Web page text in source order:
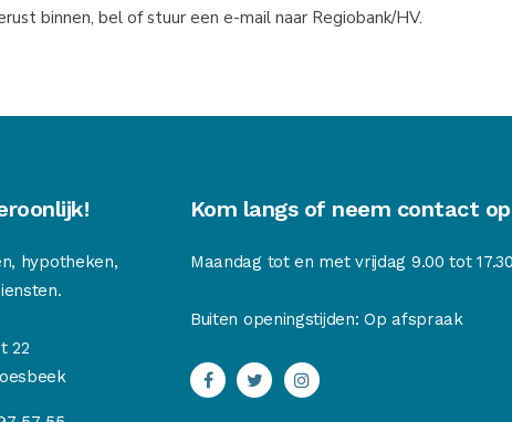
binnen, bel of stuur een e-mail naar Regiobank/HV.
hypotheken,
22
Kom langs of neem contact op
Maandag tot en met vrijdag 9.00 tot 17.30
Buiten openingstijden: Op afspraak